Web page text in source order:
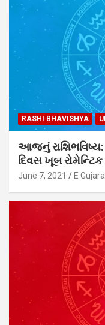
RASHI BHAVISHYA
આજનું રાશિભવિષ્ય:
દિવસ ખૂબ
June 7, 2021 E